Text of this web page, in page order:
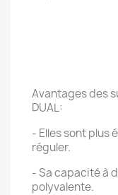
Avantages des
DUAL:
- Elles sont plus
réguler.
- Sa capacité à
polyvalente.